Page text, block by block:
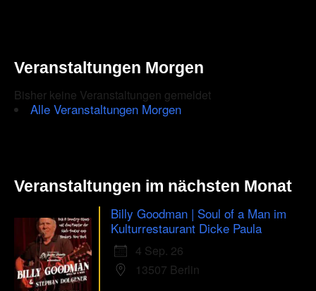
Veranstaltungen Morgen
Bisher keine Veranstaltungen gemeldet
Alle Veranstaltungen Morgen
Veranstaltungen im nächsten Monat
Billy Goodman | Soul of a Man im
Kulturrestaurant Dicke Paula
4 Sep. 26
13507 Berlin